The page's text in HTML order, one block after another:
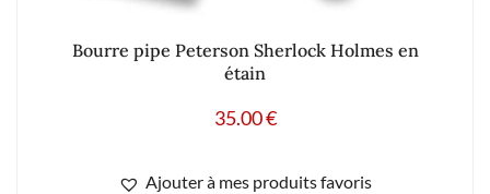
Bourre pipe Peterson Sherlock Holmes en
étain
35.00€
Ajouter à mes produits favoris